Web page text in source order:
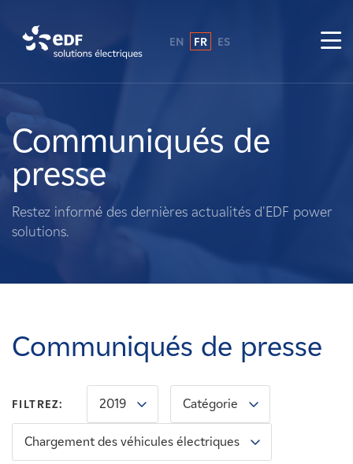
A propos de nous
Ce que nous faisons
Propriétaires fonciers
Carrières
Nouvelles
Contactez-nous
EN FR ES
Communiqués de
presse
Restez informé des dernières actualités d'EDF power
solutions.
Communiqués de presse
FILTREZ: 2019 Catégorie
Chargement des véhicules électriques